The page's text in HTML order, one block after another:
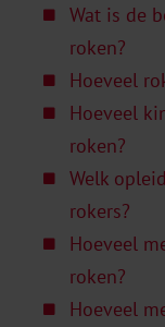
Kok L,
Cijfers
Bobinac A,
Valuing
perspective.
1272–1281.
Wat is de
roken?
Hoeveel
Hoeveel
roken?
Welk
rokers?
Hoeveel
roken?
Hoeveel